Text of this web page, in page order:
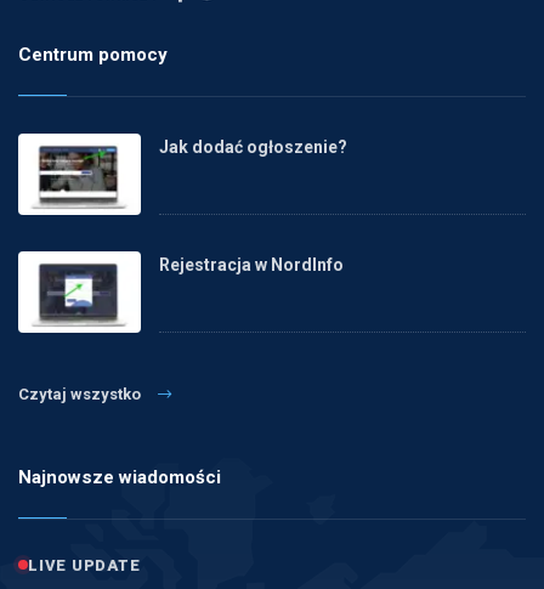
Centrum pomocy
Jak dodać ogłoszenie?
Rejestracja w NordInfo
Czytaj wszystko
Najnowsze wiadomości
LIVE UPDATE